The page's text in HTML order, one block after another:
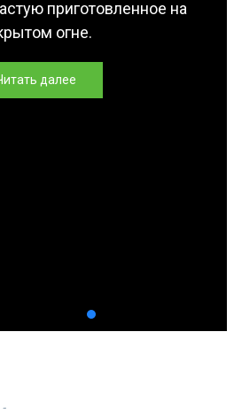
приготовленное на
огне.
далее